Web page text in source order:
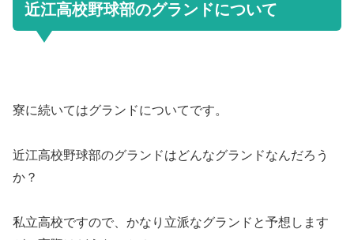
近江高校野球部のグランドについて
寮に続いてはグランドについてです。
近江高校野球部のグランドはどんなグランドなんだろう
か？
私立高校ですので、かなり立派なグランドと予想します